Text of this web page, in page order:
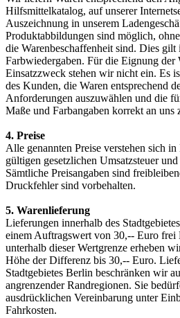
Hilfsmittelkatalog, auf unserer
Auszeichnung in unserem
Produktabbildungen sind möglich,
die Warenbeschaffenheit sind. Dies gilt
Farbwiedergaben. Für die Eignung der
Einsatzzweck stehen wir nicht ein. Es
des Kunden, die Waren entsprechend
Anforderungen auszuwählen und die
Maße und Farbangaben korrekt an uns
4. Preise
Alle genannten Preise verstehen sich
gültigen gesetzlichen Umsatzsteuer
Sämtliche Preisangaben sind
Druckfehler sind vorbehalten.
5. Warenlieferung
Lieferungen innerhalb des
einem Auftragswert von 30,-- Euro frei
unterhalb dieser Wertgrenze erheben
Höhe der Differenz bis 30,-- Euro.
Stadtgebietes Berlin beschränken wir
angrenzender Randregionen. Sie
ausdrücklichen Vereinbarung unter
Fahrkosten.